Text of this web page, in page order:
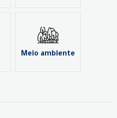
Meio ambiente